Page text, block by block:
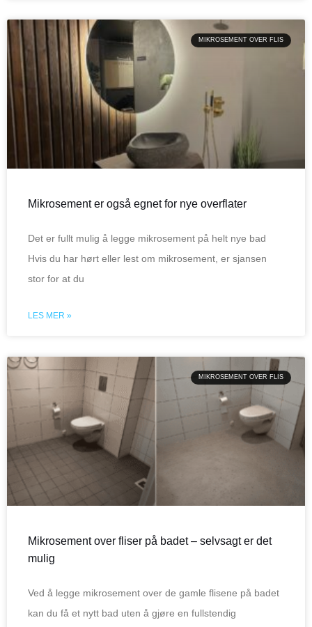
MIKROSEMENT OVER FLIS
Mikrosement er også egnet for nye overflater
Det er fullt mulig å legge mikrosement på helt nye bad
Hvis du har hørt eller lest om mikrosement, er sjansen
stor for at du
LES MER »
MIKROSEMENT OVER FLIS
Mikrosement over fliser på badet – selvsagt er det
mulig
Ved å legge mikrosement over de gamle flisene på badet
kan du få et nytt bad uten å gjøre en fullstendig